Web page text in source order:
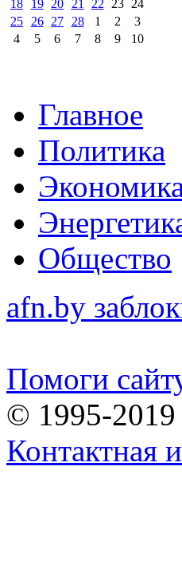
18
19 20 21 22 23
24
25
26 27 28 1 2
3
4
5 6 7 8 9 10
Главное
Политика
Экономика
Общество
afn.by
Помоги
© 1995-
Контактная